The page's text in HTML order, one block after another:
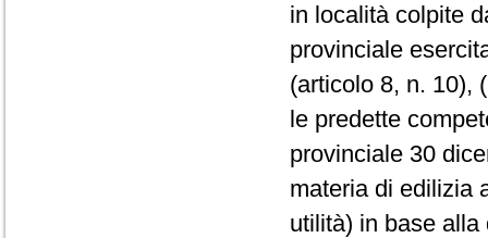
in località colpite
provinciale
(articolo 8, n. 10),
le predette
provinciale 30
materia di edilizia
utilità) in base